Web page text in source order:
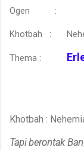
Ogen :
Khotbah :
Thema :
Khotbah :
Tapi berontak